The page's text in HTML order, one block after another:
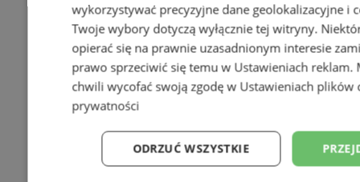
wykorzystywać precyzyjne dane geolokalizacyjne i
Twoje wybory dotyczą wyłącznie tej witryny.
opierać się na prawnie uzasadnionym interesie
prawo sprzeciwić się temu w Ustawieniach reklam.
chwili wycofać swoją zgodę w Ustawieniach plików
prywatności
ODRZUĆ WSZYSTKIE